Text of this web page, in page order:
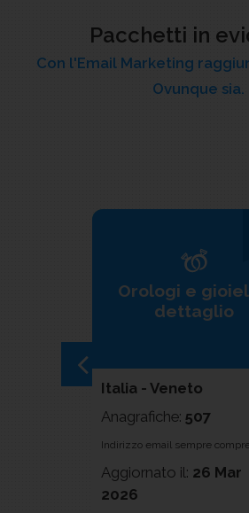
Pacchetti in
Con l'Email Marketing
Ovunque sia.
Orologi e
dettaglio
Italia - Veneto
Anagrafiche: 507
Indirizzo email sempre
Aggiornato il: 26 Mar
2026